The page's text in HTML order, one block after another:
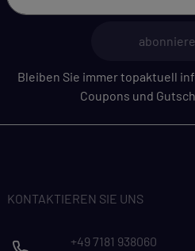
Bleiben Sie immer topaktuell
Coupons und
KONTAKTIEREN SIE UNS
+49 7181 938060